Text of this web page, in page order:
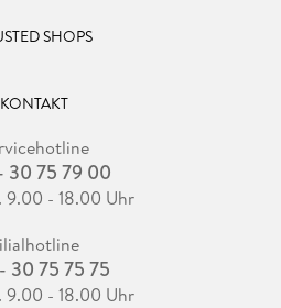
SHOPS
KONTAKT
30 75 79 00
9.00 - 18.00 Uhr
30 75 75 75
9.00 - 18.00 Uhr